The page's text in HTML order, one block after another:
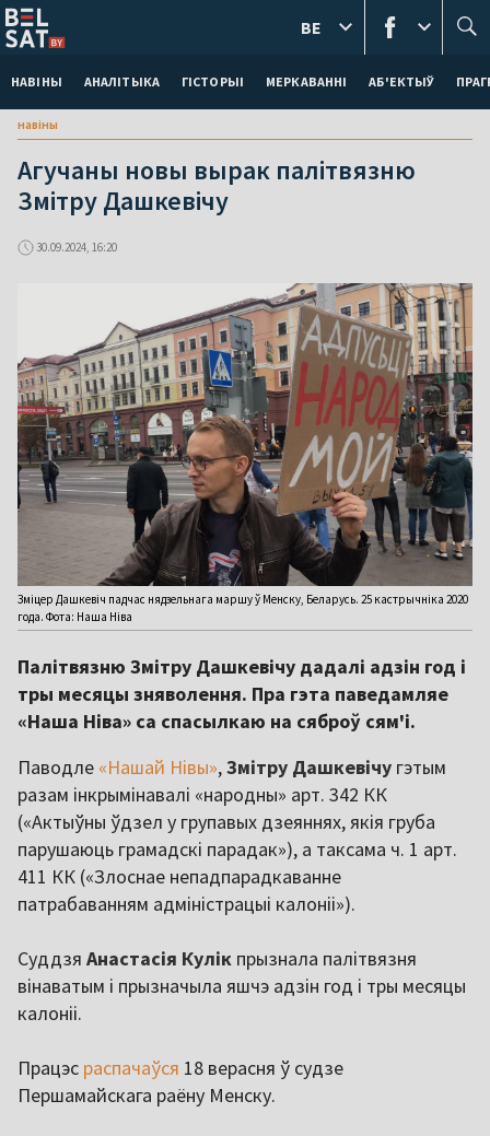
НАВІНЫ АНАЛІТЫКА ГІСТОРЫІ МЕРКАВАННI АБ'ЕКТЫЎ
BE
навіны
Агучаны новы вырак палітвязню
Змітру Дашкевічу
30.09.2024, 16:20
Зміцер Дашкевіч падчас нядзельнага маршу ў Менску, Беларусь. 25 кастрычніка 2020
года. Фота: Наша Ніва
Палітвязню Змітру Дашкевічу дадалі адзін год і
тры месяцы зняволення. Пра гэта паведамляе
«Наша Ніва» са спасылкаю на сяброў сям'і.
Паводле «Нашай Нівы»,Змітру Дашкевічу гэтым
разам інкрымінавалі «народны» арт. 342 КК
(«Актыўны ўдзел у групавых дзеяннях, якія груба
парушаюць грамадскі парадак»), а таксама ч. 1 арт.
411 КК («Злоснае непадпарадкаванне
патрабаванням адміністрацыі калоніі»).
Суддзя Анастасія Кулік прызнала палітвязня
вінаватым і прызначыла яшчэ адзін год і тры месяцы
калоніі.
Працэс распачаўся 18 верасня ў судзе
Першамайскага раёну Менску.